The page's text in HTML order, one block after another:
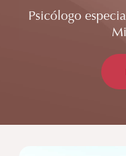
Psicólogo